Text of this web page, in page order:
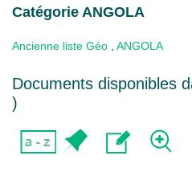
Catégorie ANGOLA
Ancienne liste Géo ANGOLA
Documents disponibles
)